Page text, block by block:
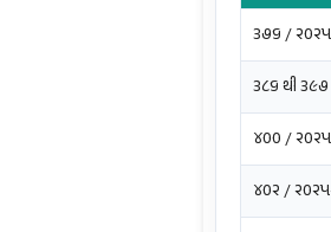
૩૭૬ /
૩૮૬ થી
૪૦૦ /
૪૦૨ /